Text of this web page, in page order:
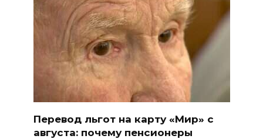
Перевод льгот на карту «Мир» с
августа: почему пенсионеры